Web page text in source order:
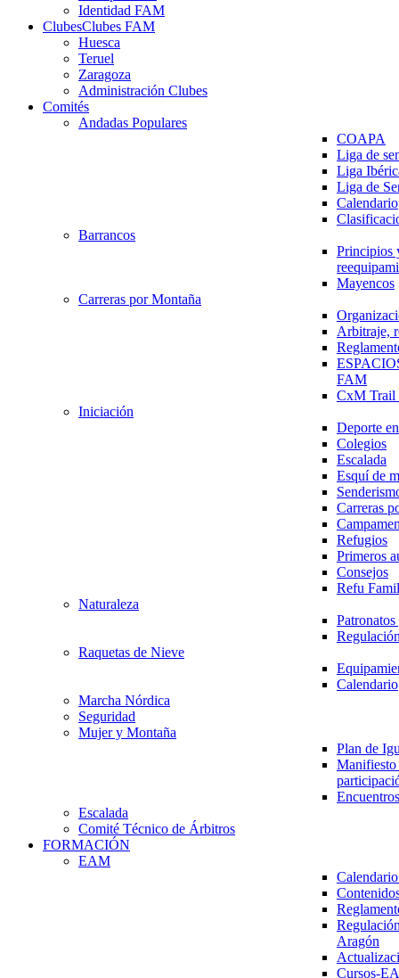
Identidad FAM
ClubesClubes FAM
Huesca
Teruel
Zaragoza
Administración Clubes
Comités
Andadas Populares
COAPA
Liga de
Liga
Liga de
Calendario
Barrancos
Principios
Mayencos
Carreras por Montaña
Arbitraje,
FAM
CxM
Iniciación
Deporte
Colegios
Escalada
Esquí de
Carreras
Refugios
Primeros
Consejos
Refu
Naturaleza
Raquetas de Nieve
Calendario
Marcha Nórdica
Seguridad
Mujer y Montaña
Plan de
Escalada
Comité Técnico de Árbitros
FORMACIÓN
EAM
Aragón
Cursos-